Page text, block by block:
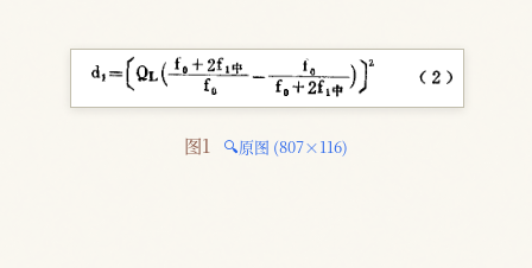
图1 🔍原图 (807×116)